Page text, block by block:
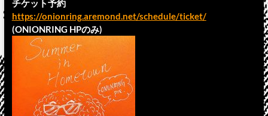
チケット予約
https://onionring.aremond.net/schedule/ticket/
(ONIONRING HPのみ)